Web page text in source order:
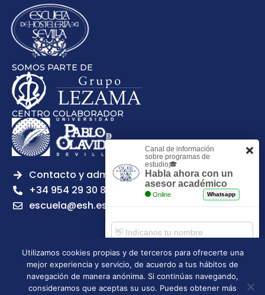
SOMOS PARTE DE
CENTRO COLABORADOR
Contacto y admisiones
+34 954 29 30 81
escuela@esh.es
Aviso legal Política de Privacidad
Política de Cookies
Política de calidad
Tablón de anuncios
Utilizamos cookies propias y de terceros para ofrecerte una
mejor experiencia y servicio, de acuerdo a tus hábitos de
navegación de manera anónima. Si continúas navegando,
consideramos que aceptas su uso. Puedes obtener más
Canal de información
sobre programas de
estudio🎓
Habla ahora con un
asesor académico
Online Whatsapp
Comenzar chat